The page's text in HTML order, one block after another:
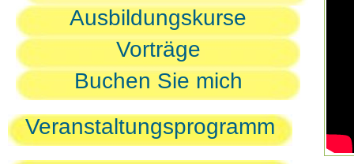
Ausbildungskurse
Vorträge
Buchen Sie mich
Veranstaltungsprogramm